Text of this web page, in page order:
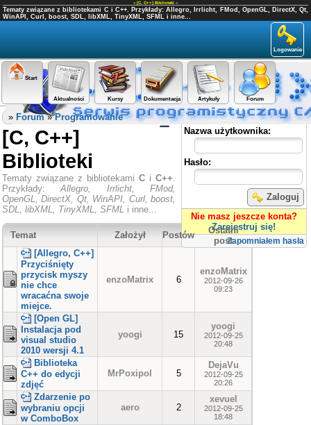
« [C, C++] Biblioteki »
Tematy związane z bibliotekami C i C++. Przykłady: Allegro, Irrlicht, FMod, OpenGL, DirectX, Qt,
WinAPI, Curl, boost, SDL, libXML, TinyXML, SFML i inne...
Logowanie
Start
Aktualności Kursy Dokumentacja Artykuły Forum
Panel użytkownika
Nazwa użytkownika:
Hasło:
Zaloguj
Nie masz jeszcze konta?
Zarejestruj się!
Zapomniałem hasła
» Forum»Programowanie
[C, C++]
Biblioteki
Tematy związane z bibliotekami C i C++.
Przykłady:Allegro, Irrlicht, FMod,
OpenGL, DirectX, Qt, WinAPI, Curl, boost,
SDL, libXML, TinyXML, SFML i inne...
Temat Założył Postów
Ostatni
post
[Allegro, C++]
Przyciśnięty
przycisk myszy
nie chce
wracaćna swoje
miejce.
enzoMatrix 6
enzoMatrix
2012-09-26
09:23
[Open GL]
Instalacja pod
visual studio
2010 wersji 4.1
yoogi 15
yoogi
2012-09-25
20:48
Biblioteka
C++ do edycji
zdjęć
MrPoxipol 5
DejaVu
2012-09-25
20:26
Zdarzenie po
wybraniu opcji
w ComboBox
aero 2
xevuel
2012-09-25
18:48